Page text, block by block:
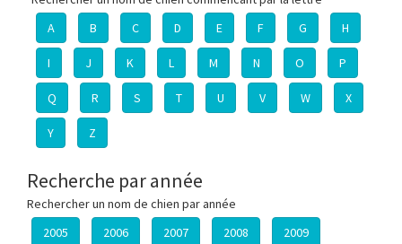
A
B C D E F G H
I J K L M N O P
Q R S T U V W X
Y Z
Recherche par année
Rechercher un nom de chien par année
2005
2006 2007 2008 2009